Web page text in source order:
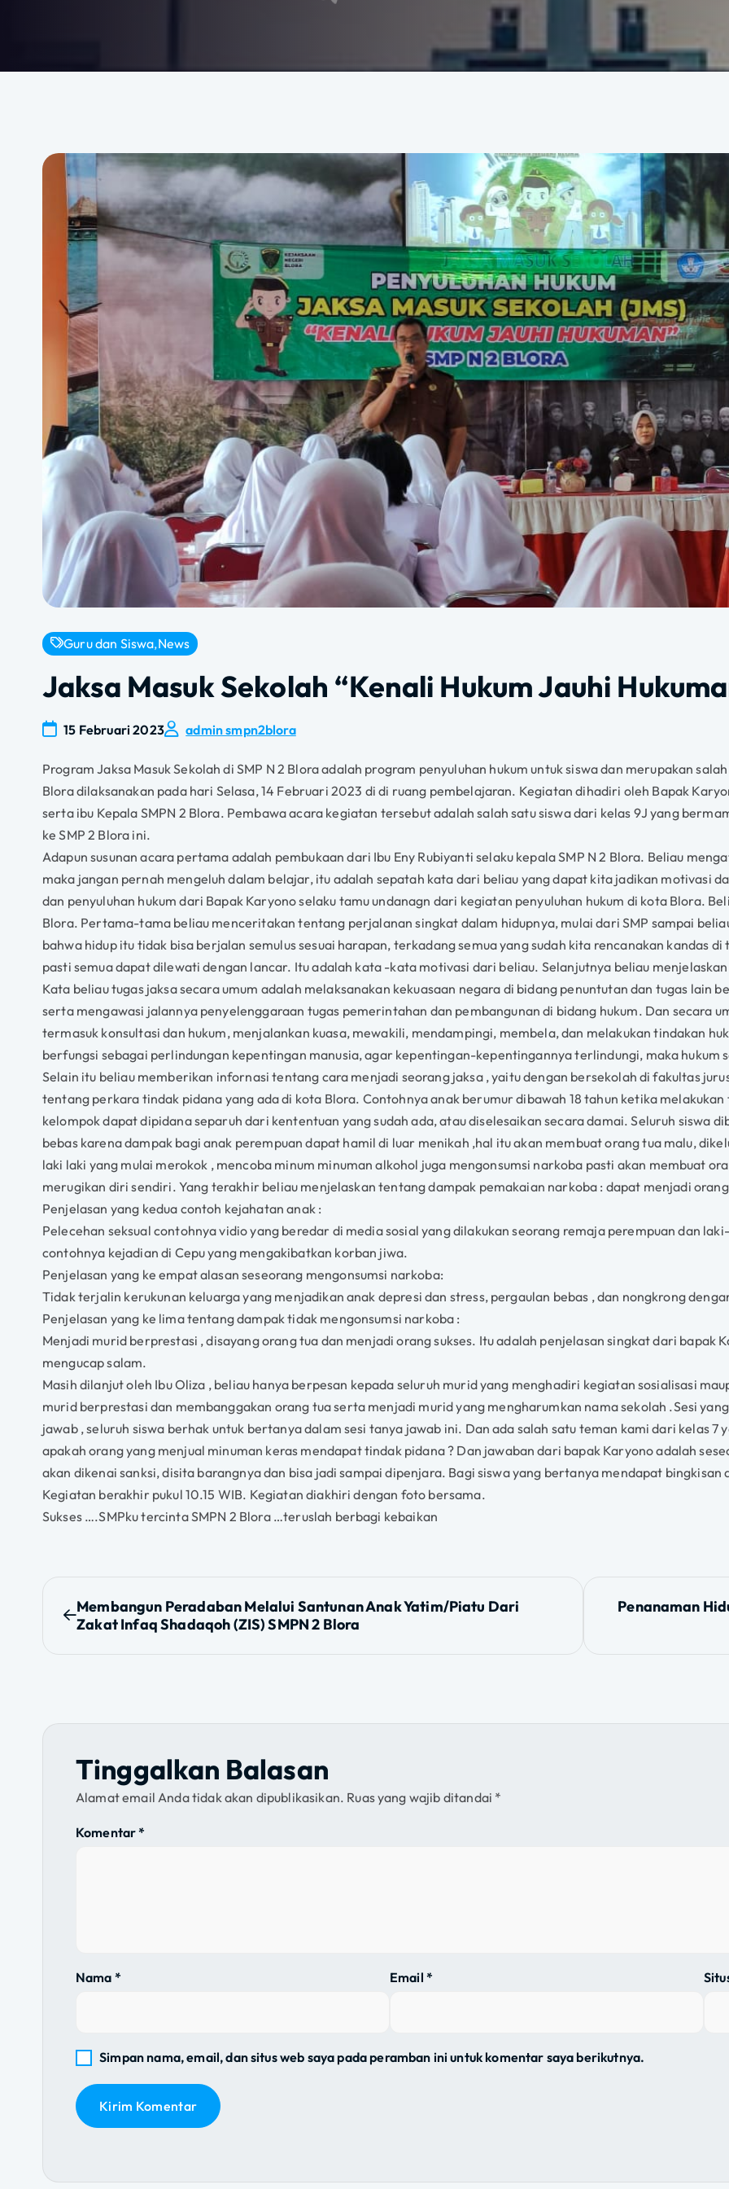
Guru dan Siswa,News
Jaksa Masuk Sekolah “Kenali Hukum Jauhi
15 Februari 2023 admin smpn2blora
Program Jaksa Masuk Sekolah di SMP N 2 Blora adalah program penyuluhan hukum untuk siswa dan merupakan
Blora dilaksanakan pada hari Selasa, 14 Februari 2023 di di ruang pembelajaran. Kegiatan dihadiri oleh Bapak
serta ibu Kepala SMPN 2 Blora. Pembawa acara kegiatan tersebut adalah salah satu siswa dari kelas 9J yang
ke SMP 2 Blora ini.
Adapun susunan acara pertama adalah pembukaan dari Ibu Eny Rubiyanti selaku kepala SMP N 2 Blora. Beliau
maka jangan pernah mengeluh dalam belajar, itu adalah sepatah kata dari beliau yang dapat kita jadikan motivasi
dan penyuluhan hukum dari Bapak Karyono selaku tamu undanagn dari kegiatan penyuluhan hukum di kota Blora.
Blora. Pertama-tama beliau menceritakan tentang perjalanan singkat dalam hidupnya, mulai dari SMP sampai
bahwa hidup itu tidak bisa berjalan semulus sesuai harapan, terkadang semua yang sudah kita rencanakan kandas
pasti semua dapat dilewati dengan lancar. Itu adalah kata -kata motivasi dari beliau. Selanjutnya beliau
Kata beliau tugas jaksa secara umum adalah melaksanakan kekuasaan negara di bidang penuntutan dan tugas
serta mengawasi jalannya penyelenggaraan tugas pemerintahan dan pembangunan di bidang hukum. Dan secara
termasuk konsultasi dan hukum, menjalankan kuasa, mewakili, mendampingi, membela, dan melakukan tindakan
berfungsi sebagai perlindungan kepentingan manusia, agar kepentingan-kepentingannya terlindungi, maka hukum
Selain itu beliau memberikan infornasi tentang cara menjadi seorang jaksa , yaitu dengan bersekolah di fakultas
tentang perkara tindak pidana yang ada di kota Blora. Contohnya anak berumur dibawah 18 tahun ketika
kelompok dapat dipidana separuh dari kententuan yang sudah ada, atau diselesaikan secara damai. Seluruh siswa
bebas karena dampak bagi anak perempuan dapat hamil di luar menikah ,hal itu akan membuat orang tua malu,
laki laki yang mulai merokok , mencoba minum minuman alkohol juga mengonsumsi narkoba pasti akan membuat
merugikan diri sendiri. Yang terakhir beliau menjelaskan tentang dampak pemakaian narkoba : dapat menjadi
Penjelasan yang kedua contoh kejahatan anak :
Pelecehan seksual contohnya vidio yang beredar di media sosial yang dilakukan seorang remaja perempuan dan
contohnya kejadian di Cepu yang mengakibatkan korban jiwa.
Penjelasan yang ke empat alasan seseorang mengonsumsi narkoba:
Tidak terjalin kerukunan keluarga yang menjadikan anak depresi dan stress, pergaulan bebas , dan nongkrong
Penjelasan yang ke lima tentang dampak tidak mengonsumsi narkoba :
Menjadi murid berprestasi , disayang orang tua dan menjadi orang sukses. Itu adalah penjelasan singkat dari bapak
mengucap salam.
Masih dilanjut oleh Ibu Oliza , beliau hanya berpesan kepada seluruh murid yang menghadiri kegiatan sosialisasi
murid berprestasi dan membanggakan orang tua serta menjadi murid yang mengharumkan nama sekolah .Sesi
jawab , seluruh siswa berhak untuk bertanya dalam sesi tanya jawab ini. Dan ada salah satu teman kami dari kelas
apakah orang yang menjual minuman keras mendapat tindak pidana ? Dan jawaban dari bapak Karyono adalah
akan dikenai sanksi, disita barangnya dan bisa jadi sampai dipenjara. Bagi siswa yang bertanya mendapat
Kegiatan berakhir pukul 10.15 WIB. Kegiatan diakhiri dengan foto bersama.
Sukses ….SMPku tercinta SMPN 2 Blora …teruslah berbagi kebaikan
N
a
i
Membangun Peradaban Melalui Santunan Anak Yatim/Piatu Dari
Zakat Infaq Shadaqoh (ZIS) SMPN 2 Blora
Penanaman
Tinggalkan Balasan
Alamat email Anda tidak akan dipublikasikan. Ruas yang wajib ditandai *
Komentar*
Nama * Email *
Simpan nama, email, dan situs web saya pada peramban ini untuk komentar saya berikutnya.